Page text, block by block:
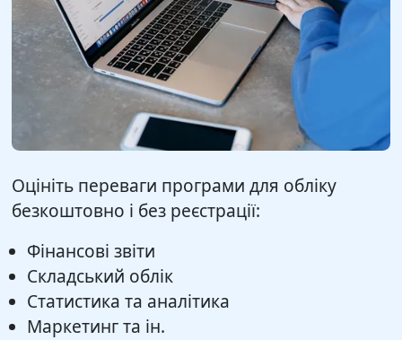
Оцініть переваги програми для обліку
безкоштовно і без реєстрації:
Фінансові звіти
Складський облік
Статистика та аналітика
Маркетинг та ін.